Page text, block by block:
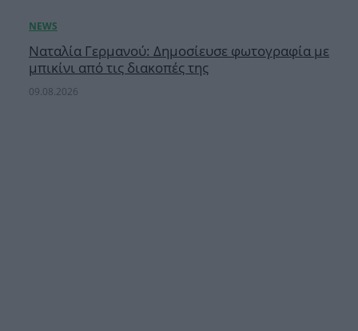
Ναταλία Γερμανού: Δημοσίευσε φωτογραφία με
μπικίνι από τις διακοπές της
09.08.2026